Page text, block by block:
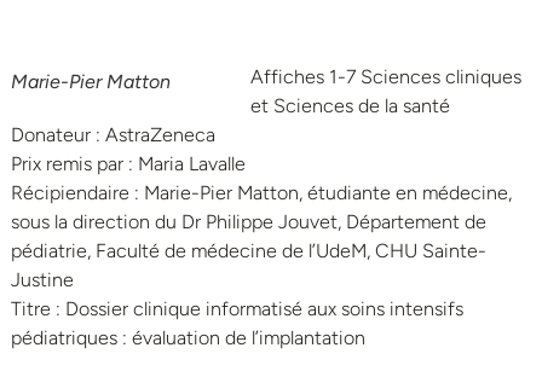
Marie-Pier Matton
Affiches 1-7 Sciences cliniques
et Sciences de la santé
Donateur : AstraZeneca
Prix remis par : Maria Lavalle
Récipiendaire : Marie-Pier Matton, étudiante en médecine,
sous la direction du Dr Philippe Jouvet, Département de
pédiatrie, Faculté de médecine de l’UdeM, CHU Sainte-
Justine
Titre : Dossier clinique informatisé aux soins intensifs
pédiatriques : évaluation de l’implantation